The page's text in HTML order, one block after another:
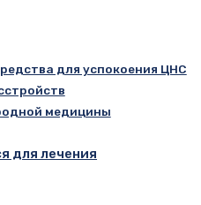
для успокоения ЦНС
медицины
для лечения